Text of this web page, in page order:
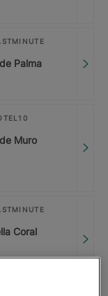
Palma
Muro
Coral